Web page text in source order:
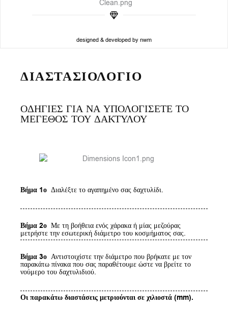
designed & developed by nwm
ΔΙΑΣΤΑΣΙΟΛΟΓΙΟ
ΟΔΗΓΙΕΣ ΓΙΑ ΝΑ ΥΠΟΛΟΓΙΣΕΤΕ ΤΟ
ΜΕΓΕΘΟΣ ΤΟΥ ΔΑΚΤΥΛΟΥ
Βήμα 1ο Διαλέξτε το αγαπημένο σας δαχτυλίδι.
Βήμα 2ο Με τη βοήθεια ενός χάρακα ή μίας μεζούρας
μετρήστε την εσωτερική διάμετρο του κοσμήματος σας.
Βήμα 3ο Αντιστοιχίστε την διάμετρο που βρήκατε με τον
παρακάτω πίνακα που σας παραθέτουμε ώστε να βρείτε το
νούμερο του δαχτυλιδιού.
Οι παρακάτω διαστάσεις μετριούνται σε χιλιοστά (mm).